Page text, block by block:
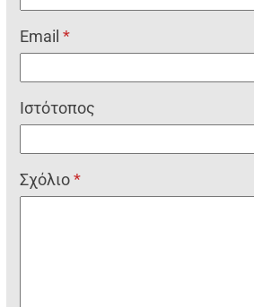
Email*
Ιστότοπος
Σχόλιο*